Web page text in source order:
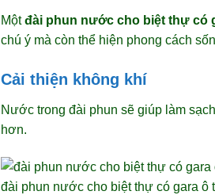
Mộtđài phun nước cho biệt thự có
chú ý mà còn thể hiện phong cách
Cải thiện không khí
Nước trong đài phun sẽ giúp làm
hơn.
đài phun nước cho biệt thự có gara ô